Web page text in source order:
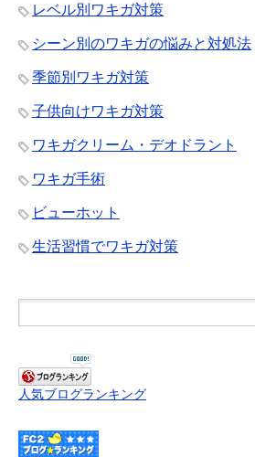
レベル別ワキガ対策
シーン別のワキガの悩みと対処法
季節別ワキガ対策
子供向けワキガ対策
ワキガクリーム・デオドラント
ワキガ手術
ビューホット
生活習慣でワキガ対策
人気ブログランキング